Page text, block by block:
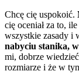
Chcę cię uspokoić.
cię oceniał za to,
wszystkie zasady i
nabyciu stanika,
mi, dobrze
rozmiarze i że w